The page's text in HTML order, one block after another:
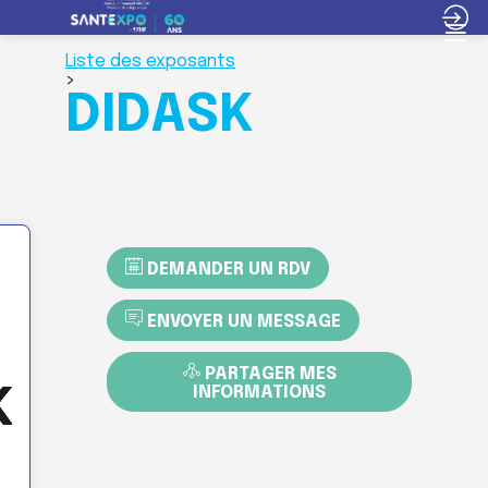
Liste des exposants
>
DIDASK
DEMANDER UN RDV
ENVOYER UN MESSAGE
PARTAGER MES
INFORMATIONS